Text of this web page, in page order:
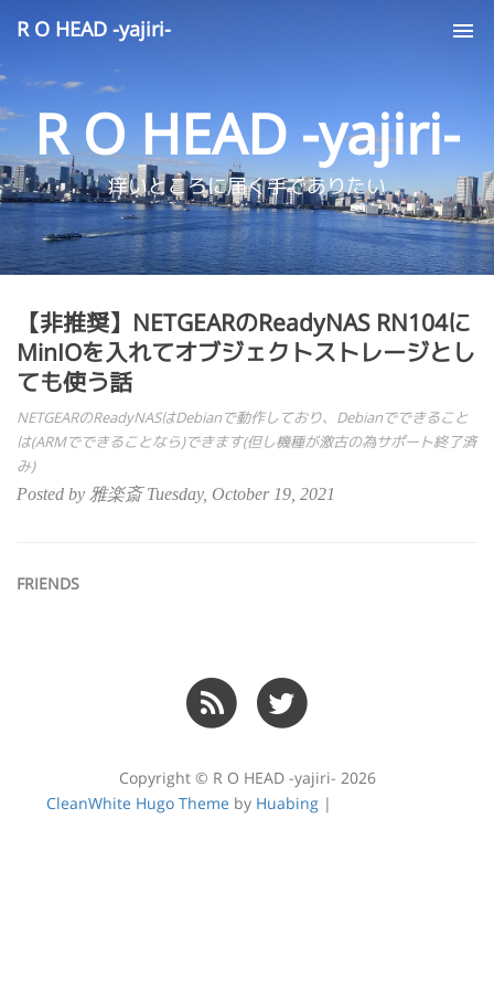
R O HEAD -yajiri-
R O HEAD -yajiri-
痒いところに届く手でありたい
【非推奨】NETGEARのReadyNAS RN104に
MinIOを入れてオブジェクトストレージとし
ても使う話
NETGEARのReadyNASはDebianで動作しており、Debianでできること
は(ARMでできることなら)できます(但し機種が激古の為サポート終了済
み)
Posted by 雅楽斎 Tuesday, October 19, 2021
FRIENDS
Copyright © R O HEAD -yajiri- 2026
CleanWhite Hugo Theme by Huabing|